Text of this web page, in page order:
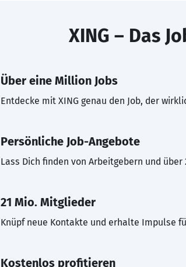
XING – Das
Über eine Million Jobs
Entdecke mit XING genau den Job, der
Persönliche Job-Angebote
Lass Dich finden von Arbeitgebern und über
21 Mio. Mitglieder
Knüpf neue Kontakte und erhalte Impulse
Kostenlos profitieren